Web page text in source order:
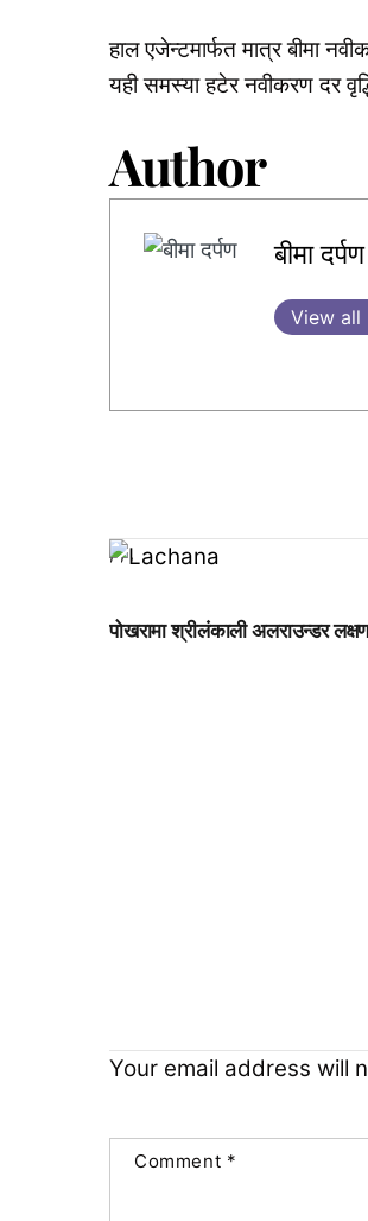
हाल एजेन्टमार्फत मात्र बीमा
यही समस्या हटेर नवीकरण दर
Author
बीमा दर्पण
View all
,,,
पोखरामा श्रीलंकाली अलराउन्डर
Your email address will
Comment *